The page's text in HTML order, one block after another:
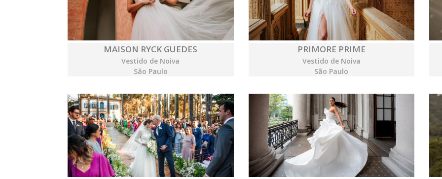
MAISON RYCK GUEDES
Vestido de Noiva
São Paulo
PRIMORE PRIME
Vestido de Noiva
São Paulo